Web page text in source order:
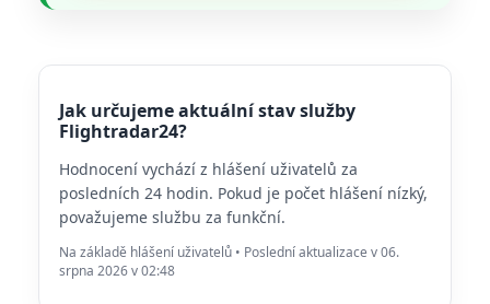
Jak určujeme aktuální stav služby
Flightradar24?
Hodnocení vychází z hlášení uživatelů za
posledních 24 hodin. Pokud je počet hlášení nízký,
považujeme službu za funkční.
Na základě hlášení uživatelů • Poslední aktualizace v 06.
srpna 2026 v 02:48